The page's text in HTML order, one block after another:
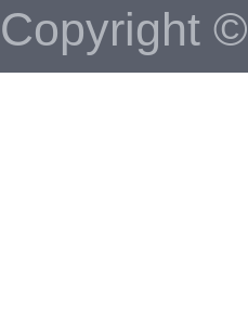
Copyright ©